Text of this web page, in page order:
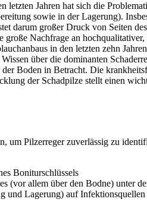
Jahren hat sich die
sowie in der Lagerung).
darum großer Druck von Seiten
Nachfrage an
in den letzten zehn
über die dominanten
Boden in Betracht. Die
der Schadpilze stellt einen
Pilzerreger zuverlässig zu
Boniturschlüssels
allem über den Bodne) unter
Lagerung) auf